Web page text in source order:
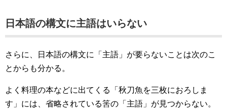
日本語の構文に主語はいらない
さらに、日本語の構文に「主語」が要らないことは次のこ
とからも分かる。
よく料理の本などに出てくる「秋刀魚を三枚におろしま
す」には、省略されている筈の「主語」が見つからない。